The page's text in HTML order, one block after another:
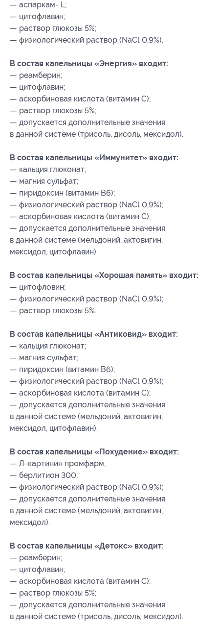
— аспаркам- L;
— цитофлавин;
— раствор глюкозы 5%;
— физиологический раствор (NaCl 0,9%).
В состав капельницы «Энергия» входит:
— реамберин;
— цитофлавин;
— аскорбиновая кислота (витамин С);
— раствор глюкозы 5%;
— допускается дополнительные значения
в данной системе (трисоль, дисоль, мексидол).
В состав капельницы «Иммунитет» входит:
— кальция глюконат;
— магния сульфат;
— пиридоксин (витамин B6);
— физиологический раствор (NaCl 0,9%);
— аскорбиновая кислота (витамин С);
— допускается дополнительные значения
в данной системе (мельдоний, актовигин,
мексидол, цитофлавин).
В состав капельницы «Хорошая память» входит:
— цитофловин;
— физиологический раствор (NaCl 0,9%);
— раствор глюкозы 5%.
В состав капельницы «Антиковид» входит:
— кальция глюконат;
— магния сульфат;
— пиридоксин (витамин B6);
— физиологический раствор (NaCl 0,9%);
— аскорбиновая кислота (витамин С);
— допускается дополнительные значения
в данной системе (мельдоний, актовигин,
мексидол, цитофлавин).
В состав капельницы «Похудение» входит:
— Л-картинин промфарм;
— берлитион 300;
— физиологический раствор (NaCl 0,9%);
— допускается дополнительные значения
в данной системе (мельдоний, актовигин,
мексидол).
В состав капельницы «Детокс» входит:
— реамберин;
— цитофлавин;
— аскорбиновая кислота (витамин С);
— раствор глюкозы 5%;
— допускается дополнительные значения
в данной системе (трисоль, дисоль, мексидол).